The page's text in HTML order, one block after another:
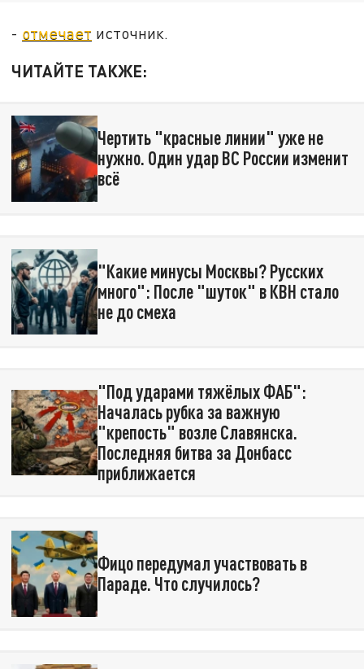
- отмечает источник.
ЧИТАЙТЕ ТАКЖЕ:
Чертить "красные линии" уже не
нужно. Один удар ВС России изменит
всё
"Какие минусы Москвы? Русских
много": После "шуток" в КВН стало
не до смеха
"Под ударами тяжёлых ФАБ":
Началась рубка за важную
"крепость" возле Славянска.
Последняя битва за Донбасс
приближается
Фицо передумал участвовать в
Параде. Что случилось?